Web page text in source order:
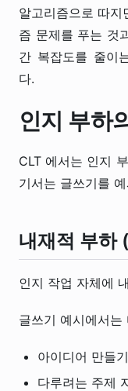
알고리즘으로 따
즘 문제를 푸는 것
간 복잡도를 줄이
다.
인지 부하
CLT 에서는 인지
기서는 글쓰기를
내재적 부
인지 작업 자체에
글쓰기 예시에서는
아이디어 만들기
다루려는 주제